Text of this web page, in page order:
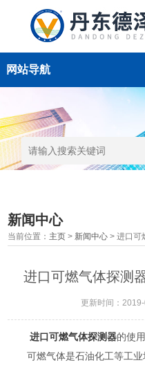
网站导航
新闻中心
当前位置： 主页 > 新闻中心 > 进口可
进口可燃气体探测
更新时间：
进口可燃气体探测器的使
可燃气体是石油化工等工业